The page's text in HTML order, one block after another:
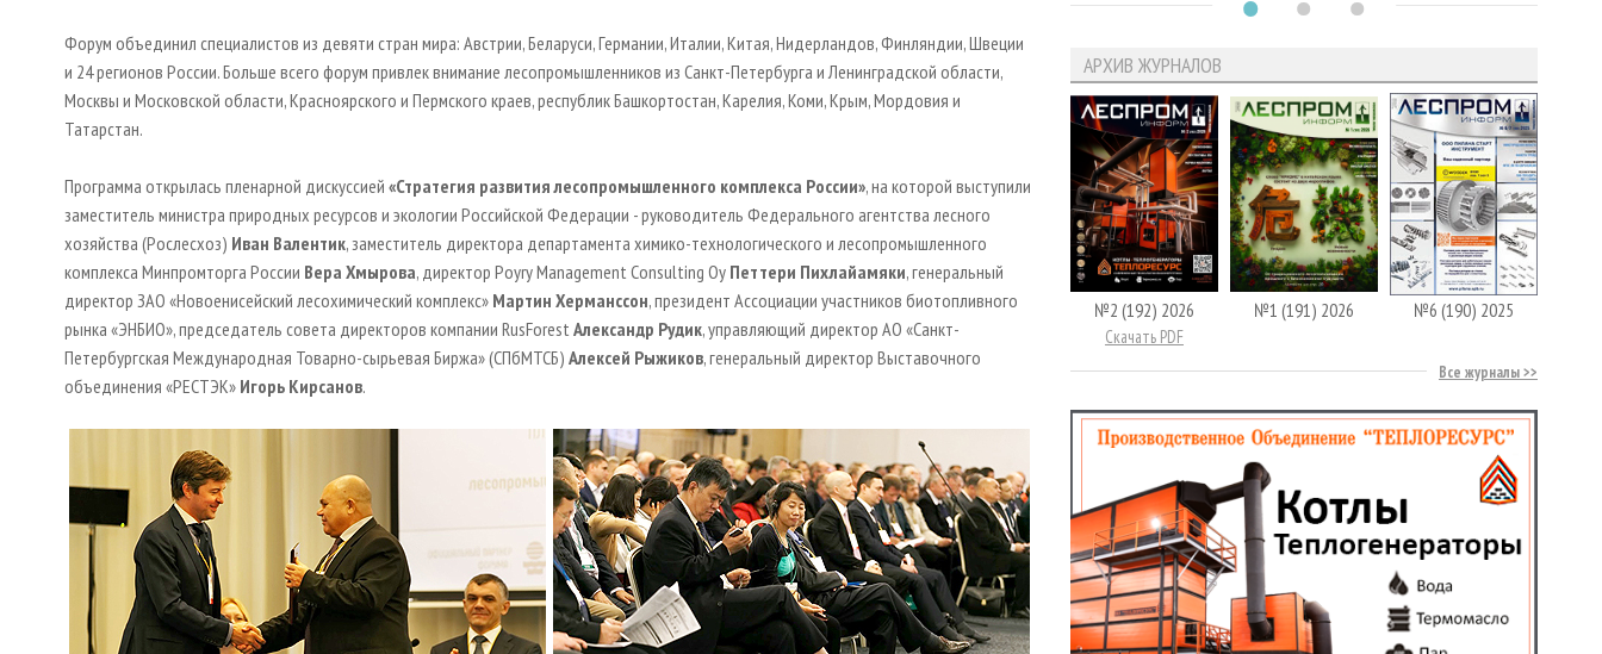
Форум объединил специалистов из девяти стран мира: Австрии, Беларуси, Германии, Италии, Китая, Нидерландов, Финляндии, Швеции
и 24 регионов России. Больше всего форум привлек внимание лесопромышленников из Санкт-Петербурга и Ленинградской области,
Москвы и Московской области, Красноярского и Пермского краев, республик Башкортостан, Карелия, Коми, Крым, Мордовия и
Татарстан.
Программа открылась пленарной дискуссией «Стратегия развития лесопромышленного комплекса России», на которой выступили
заместитель министра природных ресурсов и экологии Российской Федерации - руководитель Федерального агентства лесного
хозяйства (Рослесхоз) Иван Валентик, заместитель директора департамента химико-технологического и лесопромышленного
комплекса Минпромторга России Вера Хмырова, директор Poyry Management Consulting Oy Петтери Пихлайамяки, генеральный
директор ЗАО «Новоенисейский лесохимический комплекс» Мартин Херманссон, президент Ассоциации участников биотопливного
рынка «ЭНБИО», председатель совета директоров компании RusForest Александр Рудик, управляющий директор АО «Санкт-
Петербургская Международная Товарно-сырьевая Биржа» (СПбМТСБ) Алексей Рыжиков, генеральный директор Выставочного
объединения «РЕСТЭК» Игорь Кирсанов.
АРХИВ ЖУРНАЛОВ
№2 (192) 2026
Скачать PDF
№1 (191) 2026 №6 (190) 2025
Все журналы